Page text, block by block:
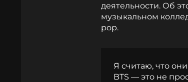
деятельности. Об
музыкальном
pop.
Я считаю, что
BTS — это не